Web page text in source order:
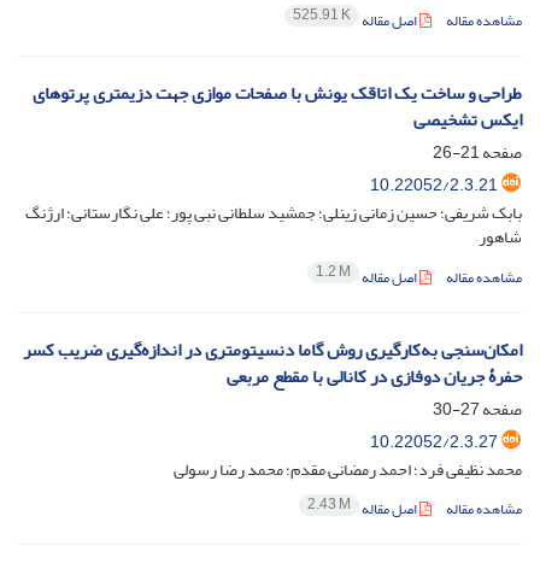
مشاهده مقاله اصل مقاله 525.91 K
طراحی و ساخت یک اتاقک یونش با صفحات موازی جهت دزیمتری پرتوهای
ایکس تشخیصی
صفحه21-26
10.22052/2.3.21
بابک شریفی؛ حسین زمانی زینلی؛ جمشید سلطانی نبی پور؛ علی نگارستانی؛ ارژنگ
شاهور
مشاهده مقاله اصل مقاله 1.2 M
امکان‌سنجی به‌کارگیری روش گاما دنسیتومتری در اندازه‌گیری ضریب کسر
حفرۀ جریان دوفازی در کانالی با مقطع مربعی
صفحه27-30
10.22052/2.3.27
محمد نظیفی فرد؛ احمد رمضانی مقدم؛ محمد رضا رسولی
مشاهده مقاله اصل مقاله 2.43 M